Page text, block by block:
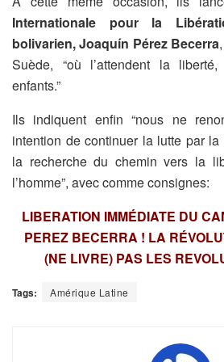
Internationale pour la
bolivarien, Joaquín Pérez Becerra
Suède, “où l’attendent la
enfants.”
Ils indiquent enfin “nous ne
intention de continuer la lutte par
la recherche du chemin vers la
l’homme”, avec comme consignes:
LIBERATION IMMÉDIATE DU
PEREZ BECERRA ! LA
(NE LIVRE) PAS LES
Tags: Amérique Latine